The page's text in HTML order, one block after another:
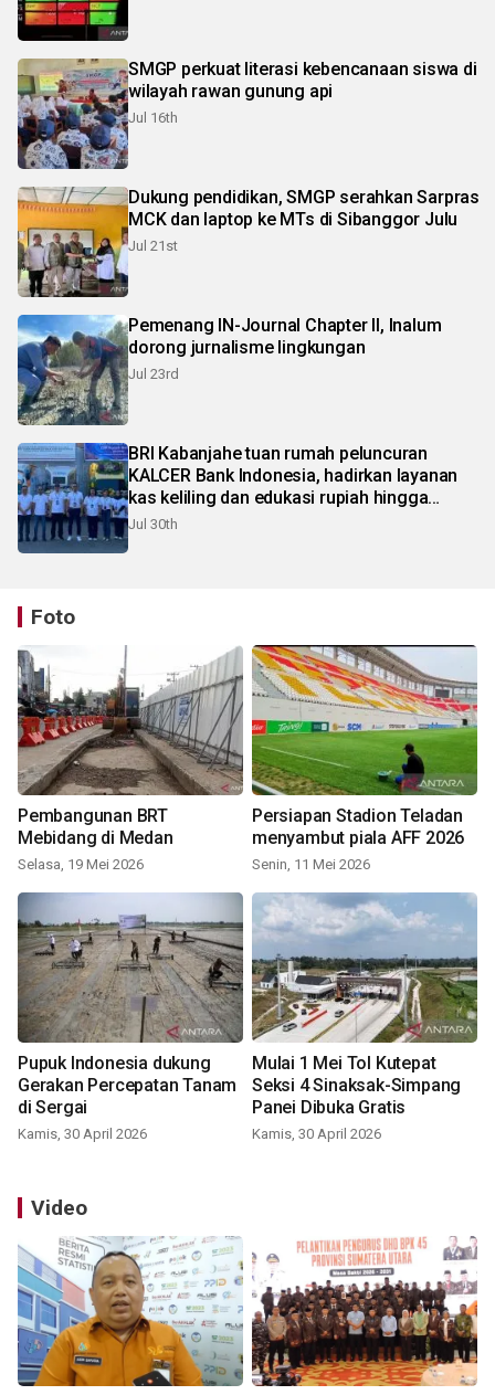
SMGP perkuat literasi kebencanaan siswa di
wilayah rawan gunung api
Jul 16th
Dukung pendidikan, SMGP serahkan Sarpras
MCK dan laptop ke MTs di Sibanggor Julu
Jul 21st
Pemenang IN-Journal Chapter II, Inalum
dorong jurnalisme lingkungan
Jul 23rd
BRI Kabanjahe tuan rumah peluncuran
KALCER Bank Indonesia, hadirkan layanan
kas keliling dan edukasi rupiah hingga
pelosok Karo
Jul 30th
Foto
Pembangunan BRT
Mebidang di Medan
Selasa, 19 Mei 2026
Persiapan Stadion Teladan
menyambut piala AFF 2026
Senin, 11 Mei 2026
Pupuk Indonesia dukung
Gerakan Percepatan Tanam
di Sergai
Kamis, 30 April 2026
Mulai 1 Mei Tol Kutepat
Seksi 4 Sinaksak-Simpang
Panei Dibuka Gratis
Kamis, 30 April 2026
Video